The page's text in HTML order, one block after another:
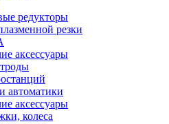
редукторы
резки
аксессуары
автоматики
аксессуары
колеса